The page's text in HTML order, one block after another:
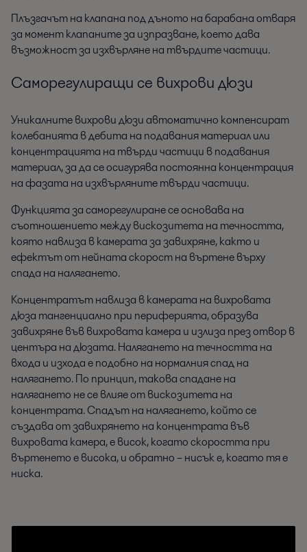
Плъзгачът на клапана под дъното на барабана отваря
за момент клапаните за изпразване, което дава
възможност за изхвърляне на твърдите частици.
Саморегулиращи се вихрови дюзи
Уникалните вихрови дюзи автоматично компенсират
колебанията в дебита на подавания материал или
концентрацията на твърди частици в подавания
материал, за да се осигурява постоянна концентрация
на фазата на изхвърляните твърди частици.
Функцията за саморегулиране се основава на
съотношението между вискозитета на течността,
която навлиза в камерата за завихряне, както и
ефектът от нейната скорост на въртене върху
спада на налягането.
Концентратът навлиза в камерата на вихровата
дюза тангенциално при периферията, образува
завихряне във вихровата камера и излиза през отвор в
центъра на дюзата. Налягането на течността на
входа и изхода е подобно на нормалния спад на
налягането. По принцип, такова спадане на
налягането не се влияе от вискозитета на
концентрата. Спадът на налягането, който се
създава от завихрянето на концентрата във
вихровата камера, е висок, когато скоростта при
въртенето е висока, и обратно – нисък е, когато тя е
ниска.